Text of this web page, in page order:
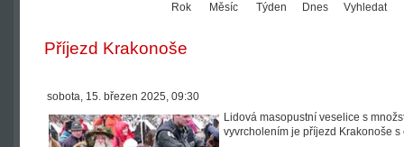
Rok Měsíc Týden Dnes Vyhledat
Příjezd Krakonoše
sobota, 15. březen 2025, 09:30
Lidová masopustní veselice s
vyvrcholením je příjezd Krakonoše s